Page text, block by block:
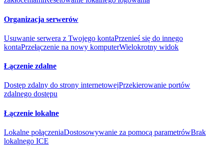
Organizacja serwerów
Usuwanie serwera z Twojego kontaPrzenieś się do innego
kontaPrzełączenie na nowy komputerWielokrotny widok
Łączenie zdalne
Dostęp zdalny do strony internetowejPrzekierowanie portów
zdalnego dostępu
Łączenie lokalne
Lokalne połączeniaDostosowywanie za pomocą parametrówBrak
lokalnego ICE